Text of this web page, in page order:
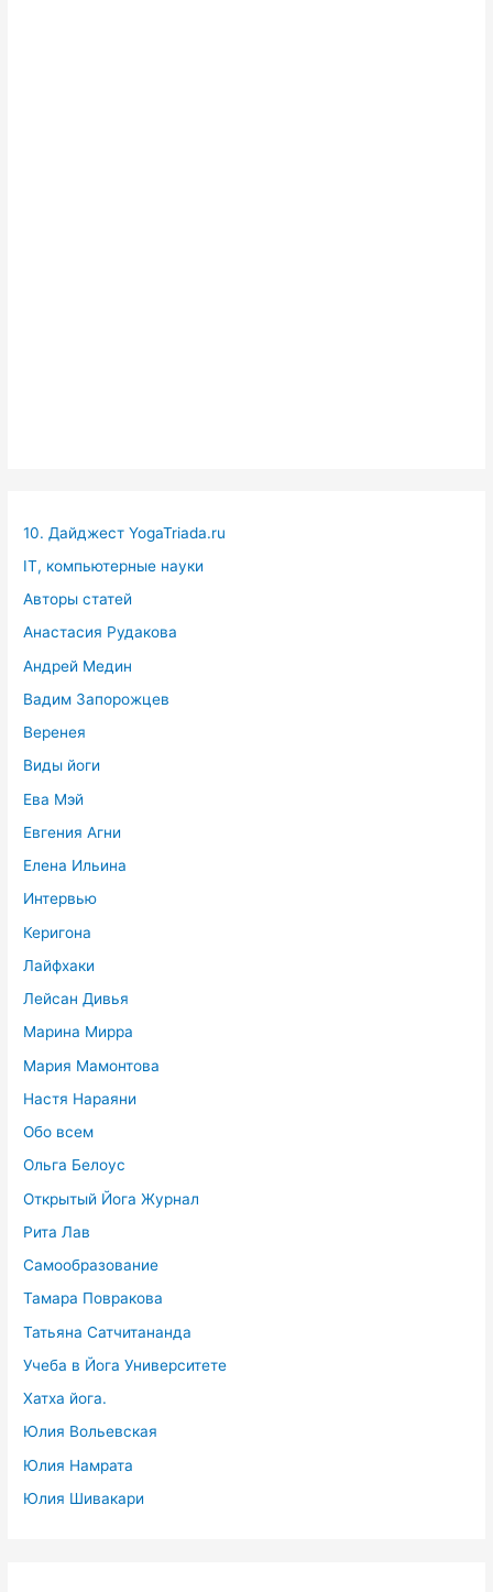
10. Дайджест YogaTriada.ru
IT, компьютерные науки
Авторы статей
Анастасия Рудакова
Андрей Медин
Вадим Запорожцев
Веренея
Виды йоги
Ева Мэй
Евгения Агни
Елена Ильина
Интервью
Керигона
Лайфхаки
Лейсан Дивья
Марина Мирра
Мария Мамонтова
Настя Нараяни
Обо всем
Ольга Белоус
Открытый Йога Журнал
Рита Лав
Самообразование
Тамара Повракова
Татьяна Сатчитананда
Учеба в Йога Университете
Хатха йога.
Юлия Вольевская
Юлия Намрата
Юлия Шивакари